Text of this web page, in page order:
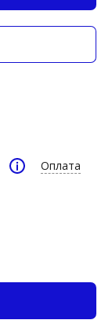
Оплата